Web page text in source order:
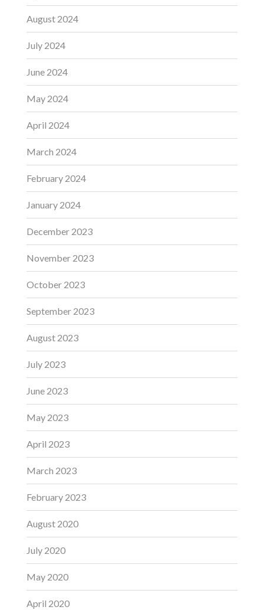
August 2024
July 2024
June 2024
May 2024
April 2024
March 2024
February 2024
January 2024
December 2023
November 2023
October 2023
September 2023
August 2023
July 2023
June 2023
May 2023
April 2023
March 2023
February 2023
August 2020
July 2020
May 2020
April 2020